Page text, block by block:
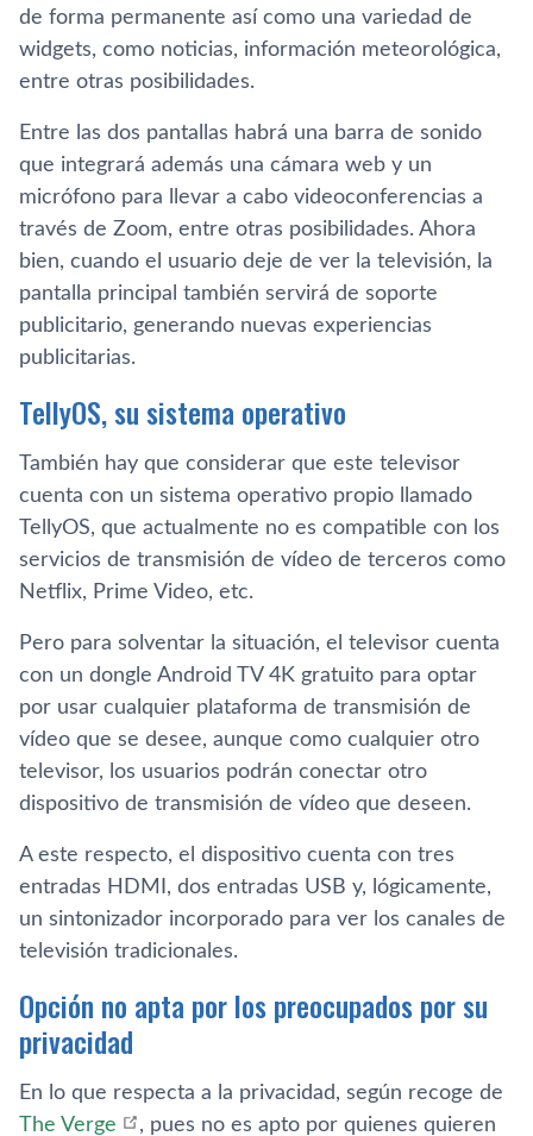
de forma permanente así como una variedad de
widgets, como noticias, información meteorológica,
entre otras posibilidades.
Entre las dos pantallas habrá una barra de sonido
que integrará además una cámara web y un
micrófono para llevar a cabo videoconferencias a
través de Zoom, entre otras posibilidades. Ahora
bien, cuando el usuario deje de ver la televisión, la
pantalla principal también servirá de soporte
publicitario, generando nuevas experiencias
publicitarias.
TellyOS, su sistema operativo
También hay que considerar que este televisor
cuenta con un sistema operativo propio llamado
TellyOS, que actualmente no es compatible con los
servicios de transmisión de vídeo de terceros como
Netflix, Prime Video, etc.
Pero para solventar la situación, el televisor cuenta
con un dongle Android TV 4K gratuito para optar
por usar cualquier plataforma de transmisión de
vídeo que se desee, aunque como cualquier otro
televisor, los usuarios podrán conectar otro
dispositivo de transmisión de vídeo que deseen.
A este respecto, el dispositivo cuenta con tres
entradas HDMI, dos entradas USB y, lógicamente,
un sintonizador incorporado para ver los canales de
televisión tradicionales.
Opción no apta por los preocupados por su
privacidad
En lo que respecta a la privacidad, según recoge de
The Verge
, pues no es apto por quienes quieren